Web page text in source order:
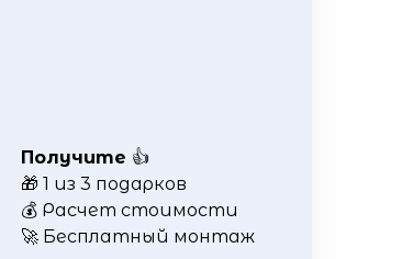
Получите 👍
🎁 1 из 3 подарков
💰 Расчет стоимости
🚀 Бесплатный монтаж